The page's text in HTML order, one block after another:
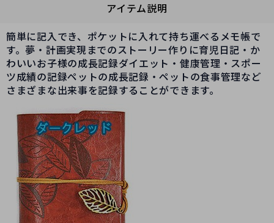
アイテム説明
簡単に記入でき、ポケットに入れて持ち運べるメモ帳で
す。夢・計画実現までのストーリー作りに育児日記・か
わいいお子様の成長記録ダイエット・健康管理・スポー
ツ成績の記録ペットの成長記録・ペットの食事管理など
さまざまな出来事を記録することができます。